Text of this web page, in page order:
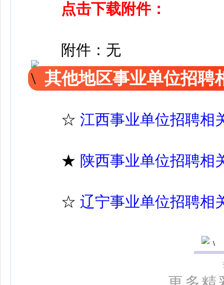
点击下载附件：
附件：无
其他地区事业单位招聘
☆ 江西事业单位招聘相
★ 陕西事业单位招聘相
☆ 辽宁事业单位招聘相